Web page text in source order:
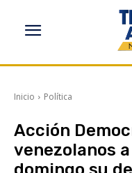
Inicio Política
Acción
venezolanos